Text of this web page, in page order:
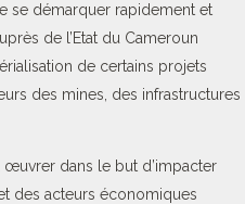
se démarquer rapidement et
de l’Etat du Cameroun
de certains projets
des mines, des infrastructures
dans le but d’impacter
des acteurs économiques